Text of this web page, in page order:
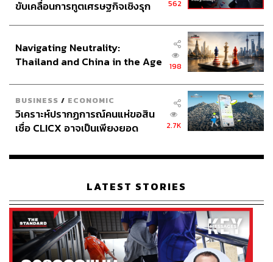
ขับเคลื่อนการทูตเศรษฐกิจเชิงรุก
562
Navigating Neutrality:
Thailand and China in the Age
198
BUSINESS / ECONOMIC
วิเคราะห์ปรากฏการณ์คนแห่ขอสิน
เชื่อ CLICX อาจเป็นเพียงยอด
เรือนไทยที่ถูกซุกไว้
2.7K
LATEST STORIES